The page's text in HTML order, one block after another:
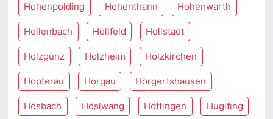
Hohenpolding Hohenthann Hohenwarth
Hollenbach Hollfeld Hollstadt
Holzgünz Holzheim Holzkirchen
Hopferau Horgau Hörgertshausen
Hösbach Höslwang Höttingen Huglfing